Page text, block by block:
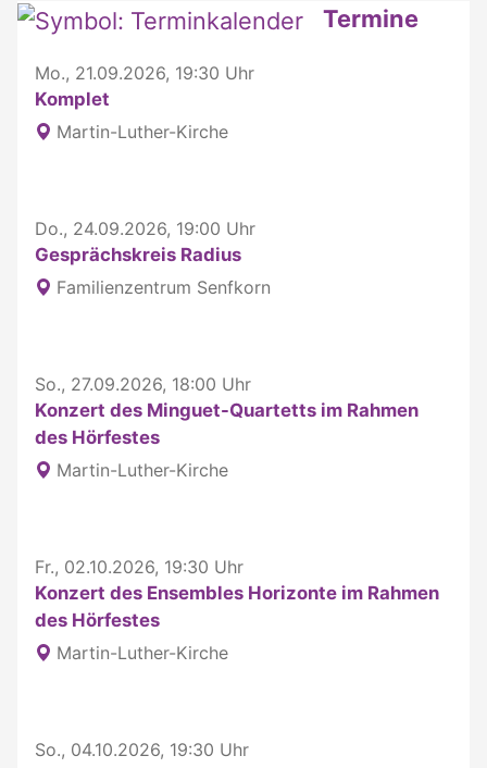
Weitere interessante Inhalte Termine
Mo., 21.09.2026, 19:30 Uhr
Komplet
Martin-Luther-Kirche
Do., 24.09.2026, 19:00 Uhr
Gesprächskreis Radius
Familienzentrum Senfkorn
So., 27.09.2026, 18:00 Uhr
Konzert des Minguet-Quartetts im Rahmen
des Hörfestes
Martin-Luther-Kirche
Fr., 02.10.2026, 19:30 Uhr
Konzert des Ensembles Horizonte im Rahmen
des Hörfestes
Martin-Luther-Kirche
So., 04.10.2026, 19:30 Uhr